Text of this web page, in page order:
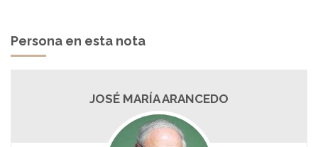
Persona en esta nota
JOSÉ MARÍA ARANCEDO